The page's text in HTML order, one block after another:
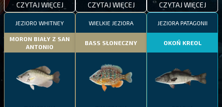
CZYTAJ WIĘCEJ CZYTAJ WIĘCEJ CZYTAJ WIĘCEJ
JEZIORO WHITNEY
MORON BIAŁY Z SAN
ANTONIO
WIELKIE JEZIORA
BASS SŁONECZNY
JEZIORA PATAGONII
OKOŃ KREOL